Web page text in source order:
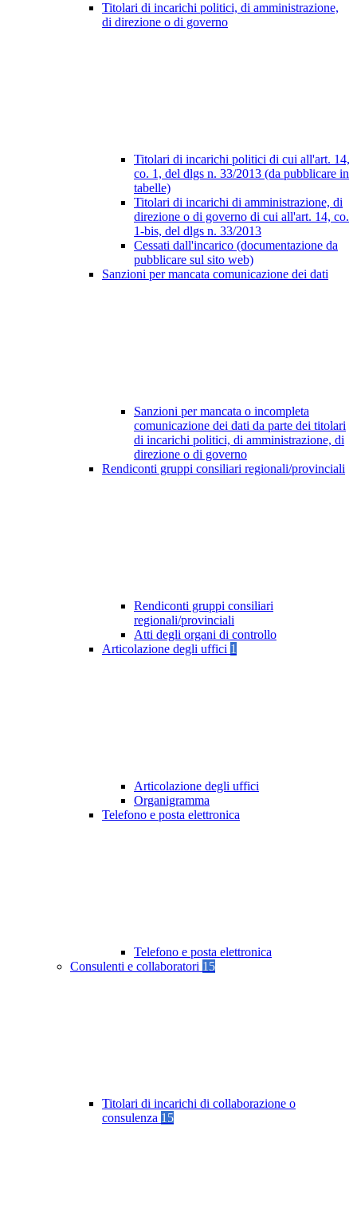
Titolari di incarichi politici, di amministrazione,
di direzione o di governo
Titolari di incarichi politici di cui all'art. 14,
co. 1, del dlgs n. 33/2013 (da pubblicare in
tabelle)
Titolari di incarichi di amministrazione, di
direzione o di governo di cui all'art. 14, co.
1-bis, del dlgs n. 33/2013
Cessati dall'incarico (documentazione da
pubblicare sul sito web)
Sanzioni per mancata comunicazione dei dati
Sanzioni per mancata o incompleta
comunicazione dei dati da parte dei titolari
di incarichi politici, di amministrazione, di
direzione o di governo
Rendiconti gruppi consiliari regionali/provinciali
Rendiconti gruppi consiliari
regionali/provinciali
Atti degli organi di controllo
Articolazione degli uffici 1
Articolazione degli uffici
Organigramma
Telefono e posta elettronica
Telefono e posta elettronica
Consulenti e collaboratori 15
Titolari di incarichi di collaborazione o
consulenza 15